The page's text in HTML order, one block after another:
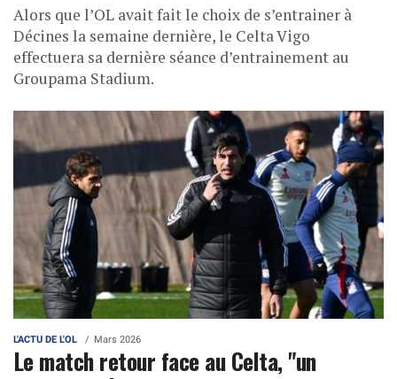
Alors que l’OL avait fait le choix de s’entrainer à
Décines la semaine dernière, le Celta Vigo
effectuera sa dernière séance d’entrainement au
Groupama Stadium.
L'ACTU DE L'OL Mars 2026
Le match retour face au Celta, "un